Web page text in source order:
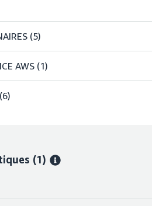
(5)
AWS (1)
(6)
(1)